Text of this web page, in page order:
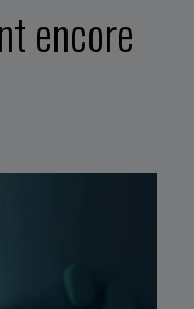
encore